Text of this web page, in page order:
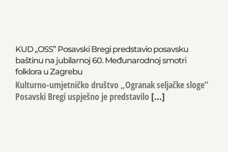
KUD „OSS” Posavski Bregi predstavio posavsku
baštinu na jubilarnoj 60. Međunarodnoj smotri
folklora u Zagrebu
Kulturno-umjetničko društvo „Ogranak seljačke sloge”
Posavski Bregi uspješno je predstavilo [...]